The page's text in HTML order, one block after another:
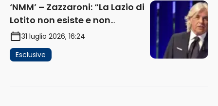
‘NMM’ – Zazzaroni: “La Lazio di
Lotito non esiste e non
funziona più. E’ ora di lasciare,
ma lui non ascolta. Pignataro?
Ho verificato…” (AUDIO)
31 luglio 2026, 16:24
Esclusive